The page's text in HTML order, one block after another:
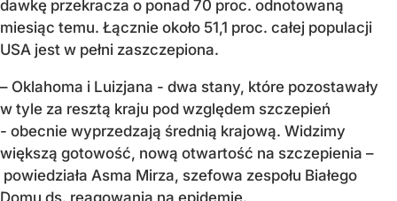
dawkę przekracza o ponad 70 proc. odnotowaną
miesiąc temu. Łącznie około 51,1 proc. całej populacji
USA jest w pełni zaszczepiona.
– Oklahoma i Luizjana - dwa stany, które pozostawały
w tyle za resztą kraju pod względem szczepień
- obecnie wyprzedzają średnią krajową. Widzimy
większą gotowość, nową otwartość na szczepienia –
powiedziała Asma Mirza, szefowa zespołu Białego
Domu ds. reagowania na epidemię.